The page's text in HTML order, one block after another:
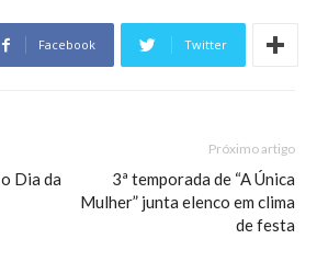
Facebook Twitter
Dia da
Próximo artigo
3ª temporada de “A Única
Mulher” junta elenco em clima
de festa